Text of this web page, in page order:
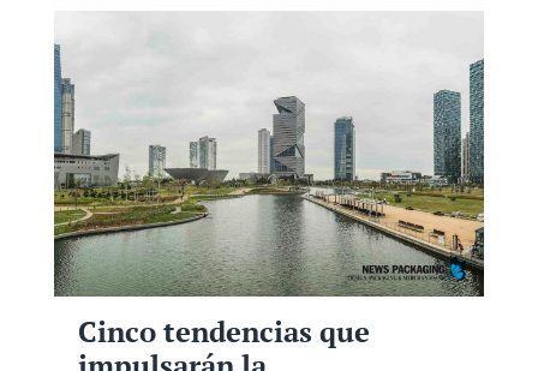
Cinco tendencias que